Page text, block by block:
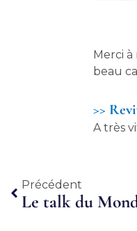
Merci
beau
>>
A très
Précédent
Précédent
Le talk du